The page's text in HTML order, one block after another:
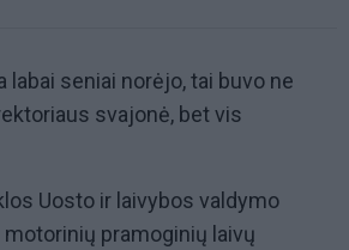
labai seniai norėjo, tai buvo ne
svajonė, bet vis
Uosto ir laivybos valdymo
pramoginių laivų